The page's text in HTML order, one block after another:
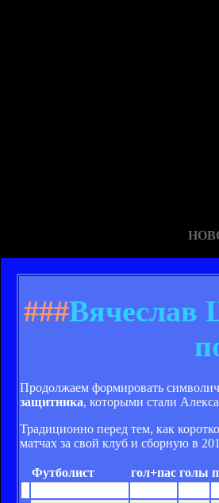
###Вячеслав
Продолжаем формировать
защитника, которыми стали
Традиционно перед тем, как
матчах за свой клуб и сборную в
Футболист гол+пас голы